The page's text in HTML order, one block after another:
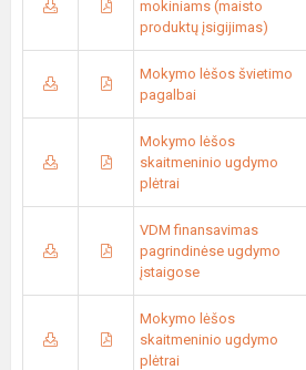
mokiniams (maisto
produktų įsigijimas)
Mokymo lėšos švietimo
pagalbai
Mokymo lėšos
skaitmeninio ugdymo
plėtrai
VDM finansavimas
pagrindinėse ugdymo
įstaigose
Mokymo lėšos
skaitmeninio ugdymo
plėtrai